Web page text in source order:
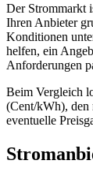
Der Strommarkt
Ihren Anbieter
Konditionen
helfen, ein
Anforderungen
Beim Vergleich
(Cent/kWh), den
eventuelle